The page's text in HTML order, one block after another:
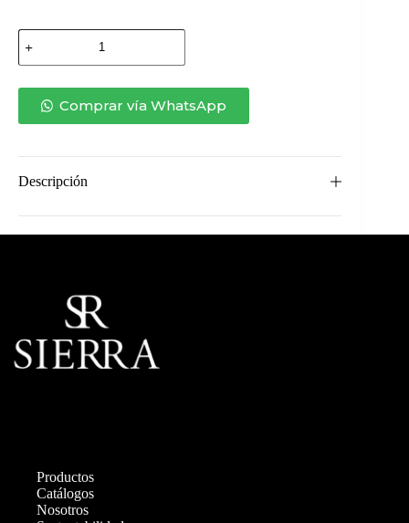
Poltrona
Egeu
Giratoria
Comprar vía WhatsApp
Descripción
Productos
Catálogos
Nosotros